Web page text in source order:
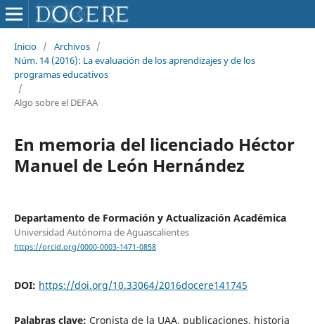
Inicio / Archivos /
Núm. 14 (2016): La evaluación de los aprendizajes y de los
programas educativos
/
Algo sobre el DEFAA
En memoria del licenciado Héctor
Manuel de León Hernández
Departamento de Formación y Actualización Académica
Universidad Autónoma de Aguascalientes
https://orcid.org/0000-0003-1471-0858
DOI: https://doi.org/10.33064/2016docere141745
Palabras clave: Cronista de la UAA, publicaciones, historia